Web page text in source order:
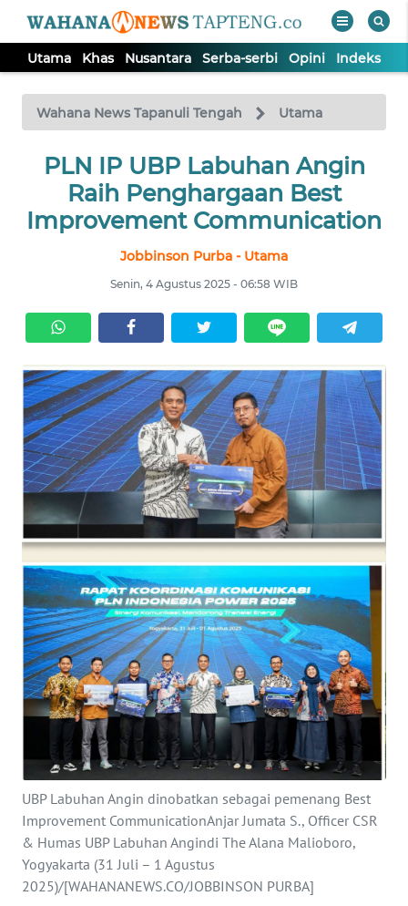
Utama Khas Nusantara Serba-serbi Opini Indeks
Wahana News Tapanuli Tengah Utama
PLN IP UBP Labuhan Angin
Raih Penghargaan Best
Improvement Communication
Jobbinson Purba - Utama
Senin, 4 Agustus 2025 - 06:58 WIB
UBP Labuhan Angin dinobatkan sebagai pemenang Best
Improvement CommunicationAnjar Jumata S., Officer CSR
& Humas UBP Labuhan Angindi The Alana Malioboro,
Yogyakarta (31 Juli – 1 Agustus
2025)/[WAHANANEWS.CO/JOBBINSON PURBA]
TV
Tutup
UTAMA
KHAS
SERBA-
SERBI
OPINI
Informasi
INDEKS
BERITA
KONTAK
KAMI
INFO
IKLAN
TENTANG
KAMI
PEDOMAN
MEDIA
SIBER
REDAKSI
KARIR